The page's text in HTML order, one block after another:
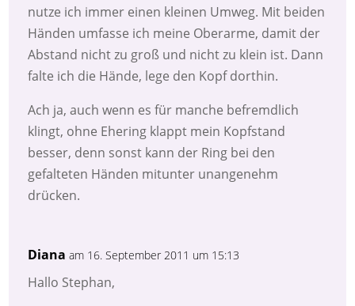
nutze ich immer einen kleinen Umweg. Mit beiden
Händen umfasse ich meine Oberarme, damit der
Abstand nicht zu groß und nicht zu klein ist. Dann
falte ich die Hände, lege den Kopf dorthin.
Ach ja, auch wenn es für manche befremdlich
klingt, ohne Ehering klappt mein Kopfstand
besser, denn sonst kann der Ring bei den
gefalteten Händen mitunter unangenehm
drücken.
Diana am 16. September 2011 um 15:13
Hallo Stephan,